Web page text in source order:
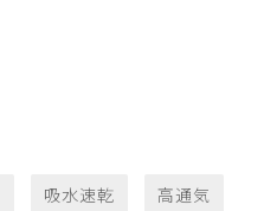
吸水速乾 高通気